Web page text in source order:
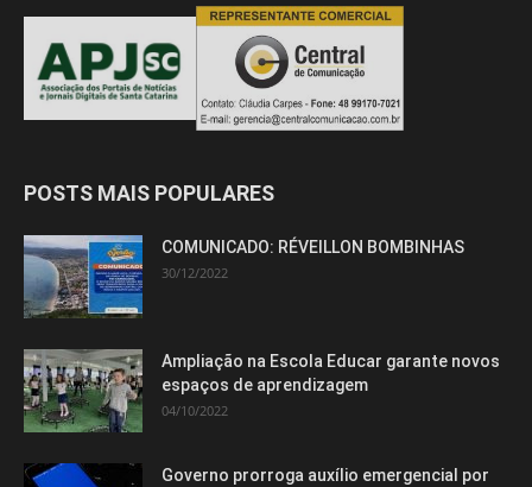
POSTS MAIS POPULARES
COMUNICADO: RÉVEILLON BOMBINHAS
30/12/2022
Ampliação na Escola Educar garante novos
espaços de aprendizagem
04/10/2022
Governo prorroga auxílio emergencial por